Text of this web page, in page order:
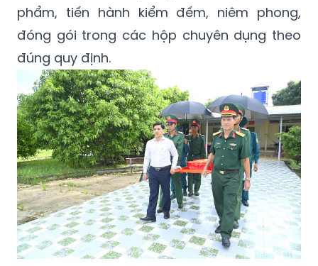
phẩm, tiến hành kiểm đếm, niêm phong,
đóng gói trong các hộp chuyên dụng theo
đúng quy định.